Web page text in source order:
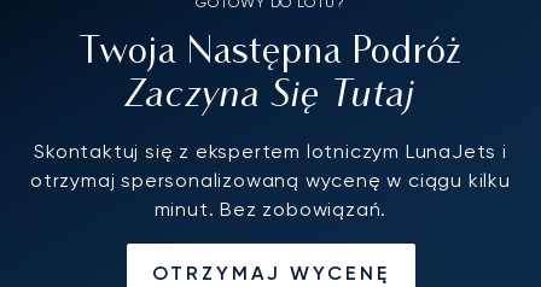
Twoja Następna Podróż
Zaczyna Się Tutaj
Skontaktuj się z ekspertem lotniczym LunaJets i
otrzymaj spersonalizowaną wycenę w ciągu kilku
minut. Bez zobowiązań.
OTRZYMAJ WYCENĘ